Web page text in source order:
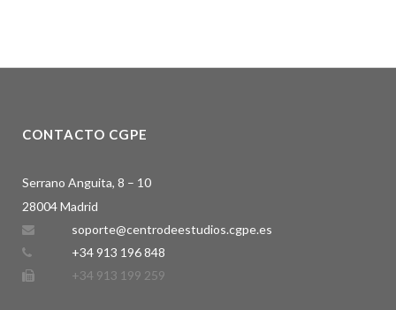
CONTACTO CGPE
Serrano Anguita, 8 – 10
28004 Madrid
soporte@centrodeestudios.cgpe.es
+34 913 196 848
+34 913 199 259